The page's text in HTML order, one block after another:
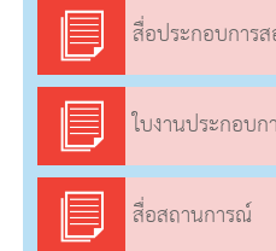
สื่อประกอบการส
ใบงานประกอบก
สื่อสถานการณ์